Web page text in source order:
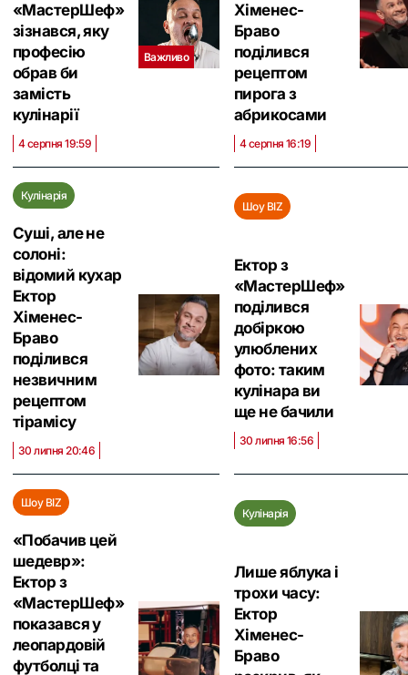
Важливо
«МастерШеф»
зізнався, яку
професію
обрав би
замість
кулінарії
4 серпня 19:59
Хіменес-
Браво
поділився
рецептом
пирога з
абрикосами
4 серпня 16:19
Кулінарія
Суші, але не
солоні:
відомий кухар
Ектор
Хіменес-
Браво
поділився
незвичним
рецептом
тірамісу
30 липня 20:46
Шоу BIZ
Ектор з
«МастерШеф»
поділився
добіркою
улюблених
фото: таким
кулінара ви
ще не бачили
30 липня 16:56
Шоу BIZ
«Побачив цей
шедевр»:
Ектор з
«МастерШеф»
показався у
леопардовій
футболці та
Кулінарія
Лише яблука і
трохи часу:
Ектор
Хіменес-
Браво